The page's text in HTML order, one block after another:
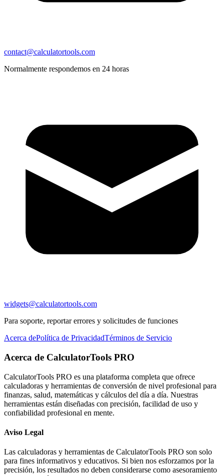
contact@calculatortools.com
Normalmente respondemos en 24 horas
widgets@calculatortools.com
Para soporte, reportar errores y solicitudes de funciones
Acerca dePolítica de PrivacidadTérminos de Servicio
Acerca de CalculatorTools PRO
CalculatorTools PRO es una plataforma completa que ofrece
calculadoras y herramientas de conversión de nivel profesional para
finanzas, salud, matemáticas y cálculos del día a día. Nuestras
herramientas están diseñadas con precisión, facilidad de uso y
confiabilidad profesional en mente.
Aviso Legal
Las calculadoras y herramientas de CalculatorTools PRO son solo
para fines informativos y educativos. Si bien nos esforzamos por la
precisión, los resultados no deben considerarse como asesoramiento